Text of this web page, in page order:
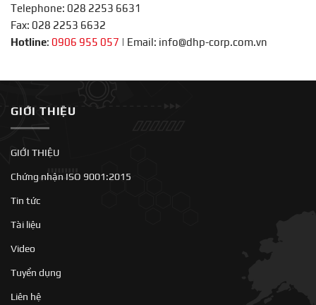
Telephone: 028 2253 6631
Fax: 028 2253 6632
Hotline: 0906 955 057 | Email: info@dhp-corp.com.vn
GIỚI THIỆU
GIỚI THIỆU
Chứng nhận ISO 9001:2015
Tin tức
Tài liệu
Video
Tuyển dụng
Liên hệ